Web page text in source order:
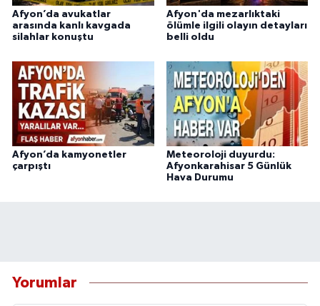
Afyon’da avukatlar
arasında kanlı kavgada
silahlar konuştu
Afyon'da mezarlıktaki
ölümle ilgili olayın detayları
belli oldu
Afyon’da kamyonetler
çarpıştı
Meteoroloji duyurdu:
Afyonkarahisar 5 Günlük
Hava Durumu
Yorumlar